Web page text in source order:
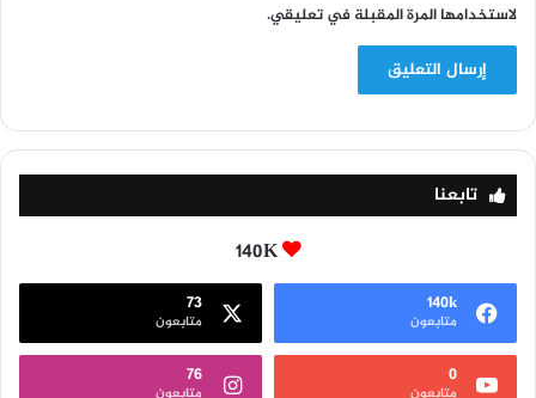
لاستخدامها المرة المقبلة في تعليقي.
تابعنا
140K
140k
متابعون
73
متابعون
0
متابعون
76
متابعون